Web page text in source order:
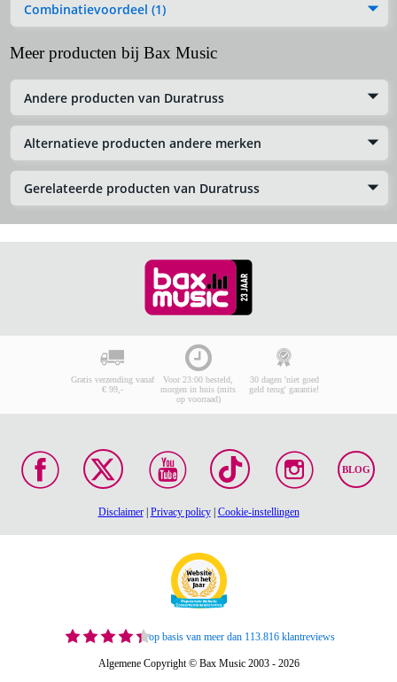
Combinatievoordeel (1)
Meer producten bij Bax Music
Andere producten van Duratruss
Alternatieve producten andere merken
Gerelateerde producten van Duratruss
Gratis verzending vanaf
€ 99,-
Voor 23:00 besteld,
morgen in huis (mits
op voorraad)
30 dagen 'niet goed
geld terug' garantie!
BLOG
Disclaimer| Privacy policy| Cookie-instellingen
op basis van meer dan 113.816 klantreviews
Algemene Copyright © Bax Music 2003 - 2026